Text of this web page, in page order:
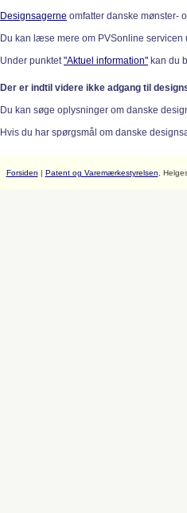
Designsagerne omfatter danske mønster-
Du kan læse mere om PVSonline
Under punktet"Aktuel information" kan du
Der er indtil videre ikke adgang til
Du kan søge oplysninger om danske
Hvis du har spørgsmål om danske
Forsiden | Patent og Varemærkestyrelsen ,